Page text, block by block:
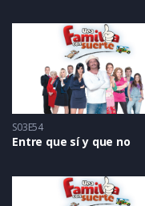
S03E54
Entre que sí y que no